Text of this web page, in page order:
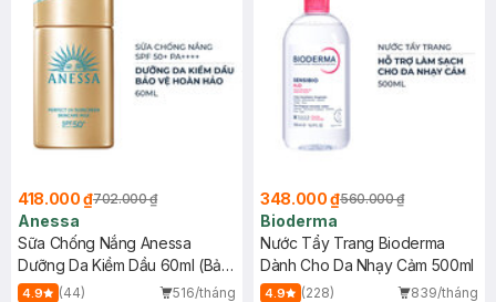
418.000 ₫702.000 ₫
Anessa
Sữa Chống Nắng Anessa
Dưỡng Da Kiềm Dầu 60ml (Bản
Mới)
4.9 (44)
516/tháng
348.000 ₫560.000 ₫
Bioderma
Nước Tẩy Trang Bioderma
Dành Cho Da Nhạy Cảm 500ml
4.9 (228)
839/tháng